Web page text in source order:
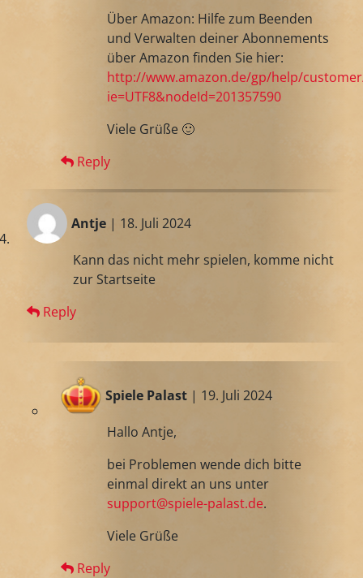
Über Amazon: Hilfe zum Beenden
und Verwalten deiner Abonnements
über Amazon finden Sie hier:
http://www.amazon.de/gp/help/
ie=UTF8&nodeId=201357590
Viele Grüße 🙂
Reply
Antje | 18. Juli 2024
Kann das nicht mehr spielen, komme nicht
zur Startseite
Reply
Spiele Palast | 19. Juli 2024
Hallo Antje,
bei Problemen wende dich bitte
einmal direkt an uns unter
support@spiele-palast.de.
Viele Grüße
Reply